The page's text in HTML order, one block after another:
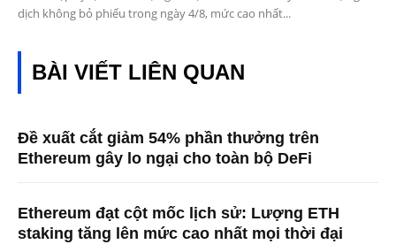
dịch không bỏ phiếu trong ngày 4/8, mức cao nhất...
BÀI VIẾT LIÊN QUAN
Đề xuất cắt giảm 54% phần thưởng trên
Ethereum gây lo ngại cho toàn bộ DeFi
Ethereum đạt cột mốc lịch sử: Lượng ETH
staking tăng lên mức cao nhất mọi thời đại